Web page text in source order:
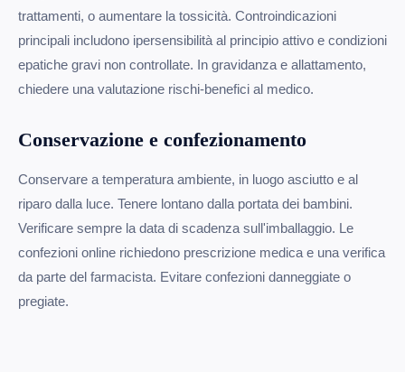
trattamenti, o aumentare la tossicità. Controindicazioni
principali includono ipersensibilità al principio attivo e condizioni
epatiche gravi non controllate. In gravidanza e allattamento,
chiedere una valutazione rischi-benefici al medico.
Conservazione e confezionamento
Conservare a temperatura ambiente, in luogo asciutto e al
riparo dalla luce. Tenere lontano dalla portata dei bambini.
Verificare sempre la data di scadenza sull'imballaggio. Le
confezioni online richiedono prescrizione medica e una verifica
da parte del farmacista. Evitare confezioni danneggiate o
pregiate.